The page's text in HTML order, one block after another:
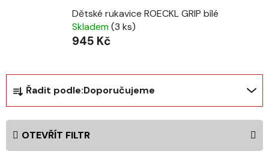
Dětské rukavice ROECKL GRIP bílé
Skladem(3 ks)
945 Kč
a
z
e
n
Řadit podle:Doporučujeme
OTEVŘÍT FILTR